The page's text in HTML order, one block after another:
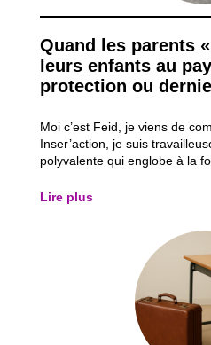
Quand les parents
leurs enfants au
protection ou
Moi c’est Feid, je viens de
Inser’action, je suis
polyvalente qui englobe à la
les parents et les jeunes dans
Lire plus